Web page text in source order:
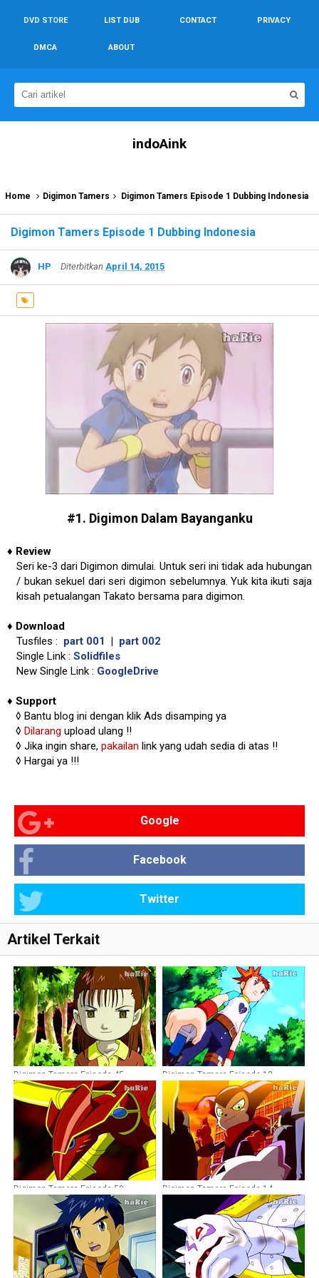
DVD STORE LIST DUB CONTACT PRIVACY
DMCA ABOUT
indoAink
Home Digimon Tamers Digimon Tamers Episode 1 Dubbing Indonesia
Digimon Tamers Episode 1 Dubbing Indonesia
HP Diterbitkan April 14, 2015
#1. Digimon Dalam Bayanganku
♦ Review
Seri ke-3 dari Digimon dimulai. Untuk seri ini tidak ada hubungan
/ bukan sekuel dari seri digimon sebelumnya. Yuk kita ikuti saja
kisah petualangan Takato bersama para digimon.
♦ Download
Tusfiles : part 001 | part 002
Single Link : Solidfiles
New Single Link : GoogleDrive
♦ Support
◊ Bantu blog ini dengan klik Ads disamping ya
◊ Dilarang upload ulang !!
◊ Jika ingin share, pakailan link yang udah sedia di atas !!
◊ Hargai ya !!!
Google
Facebook
Twitter
Artikel Terkait
Digimon Tamers Episode 45
Dubbing Indonesia
Digimon Tamers Episode 12
Dubbing Indonesia
Digimon Tamers Episode 50
Dubbing Indonesia
Digimon Tamers Episode 14
Dubbing Indonesia